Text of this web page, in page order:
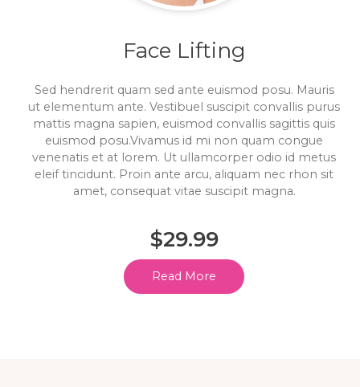
Face Lifting
Sed hendrerit quam sed ante euismod posu. Mauris
ut elementum ante. Vestibuel suscipit convallis purus
mattis magna sapien, euismod convallis sagittis quis
euismod posu.Vivamus id mi non quam congue
venenatis et at lorem. Ut ullamcorper odio id metus
eleif tincidunt. Proin ante arcu, aliquam nec rhon sit
amet, consequat vitae suscipit magna.
$29.99
Read More